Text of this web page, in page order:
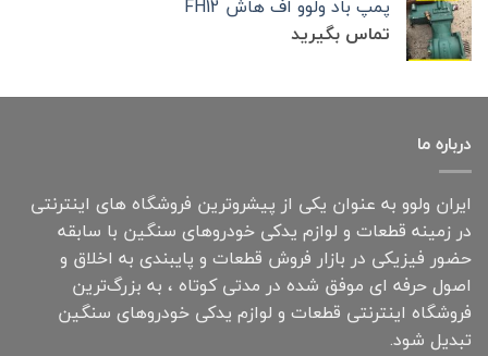
پمپ باد ولوو اف هاش FH12
تماس بگیرید
درباره ما
ایران ولوو به عنوان یکی از پیشروترین فروشگاه های اینترنتی
در زمینه قطعات و لوازم یدکی خودروهای سنگین با سابقه
حضور فیزیکی در بازار فروش قطعات و پایبندی به اخلاق و
اصول حرفه ای موفق شده در مدتی کوتاه ، به بزرگ‌ترین
فروشگاه اینترنتی قطعات و لوازم یدکی خودروهای سنگین
تبدیل شود.